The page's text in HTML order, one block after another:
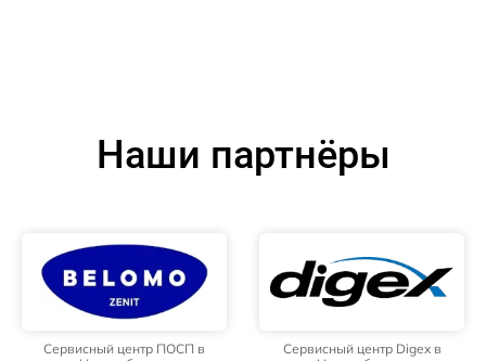
Наши партнёры
Сервисный центр ПОСП в
Сервисный центр Digex в